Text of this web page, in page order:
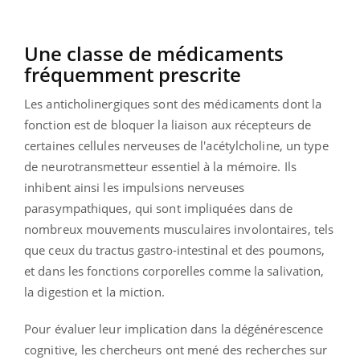
Une classe de médicaments
fréquemment prescrite
Les anticholinergiques sont des médicaments dont la
fonction est de bloquer la liaison aux récepteurs de
certaines cellules nerveuses de l'acétylcholine, un type
de neurotransmetteur essentiel à la mémoire. Ils
inhibent ainsi les impulsions nerveuses
parasympathiques, qui sont impliquées dans de
nombreux mouvements musculaires involontaires, tels
que ceux du tractus gastro-intestinal et des poumons,
et dans les fonctions corporelles comme la salivation,
la digestion et la miction.
Pour évaluer leur implication dans la dégénérescence
cognitive, les chercheurs ont mené des recherches sur